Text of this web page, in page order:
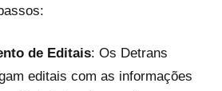
de Editais: Os Detrans
editais com as informações